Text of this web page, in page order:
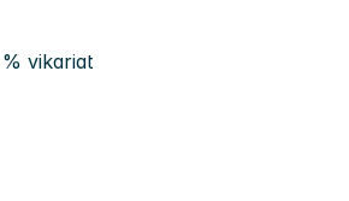
vikariat